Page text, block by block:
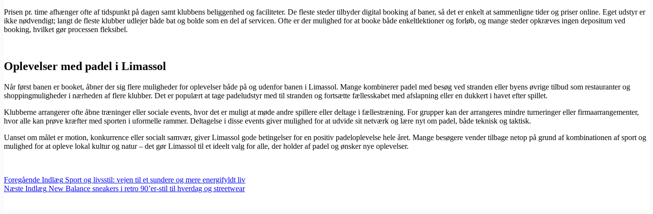
Prisen pr. time afhænger ofte af tidspunkt på dagen samt klubbens beliggenhed og faciliteter. De fleste steder tilbyder digital booking af baner, så det er enkelt at sammenligne tider og priser online. Eget udstyr er
ikke nødvendigt; langt de fleste klubber udlejer både bat og bolde som en del af servicen. Ofte er der mulighed for at booke både enkeltlektioner og forløb, og mange steder opkræves ingen depositum ved
booking, hvilket gør processen fleksibel.
Oplevelser med padel i Limassol
Når først banen er booket, åbner der sig flere muligheder for oplevelser både på og udenfor banen i Limassol. Mange kombinerer padel med besøg ved stranden eller byens øvrige tilbud som restauranter og
shoppingmuligheder i nærheden af flere klubber. Det er populært at tage padeludstyr med til stranden og fortsætte fællesskabet med afslapning eller en dukkert i havet efter spillet.
Klubberne arrangerer ofte åbne træninger eller sociale events, hvor det er muligt at møde andre spillere eller deltage i fællestræning. For grupper kan der arrangeres mindre turneringer eller firmaarrangementer,
hvor alle kan prøve kræfter med sporten i uformelle rammer. Deltagelse i disse events giver mulighed for at udvide sit netværk og lære nyt om padel, både teknisk og taktisk.
Uanset om målet er motion, konkurrence eller socialt samvær, giver Limassol gode betingelser for en positiv padeloplevelse hele året. Mange besøgere vender tilbage netop på grund af kombinationen af sport og
mulighed for at opleve lokal kultur og natur – det gør Limassol til et ideelt valg for alle, der holder af padel og ønsker nye oplevelser.
Foregående Indlæg Sport og livsstil: vejen til et sundere og mere energifyldt liv
Næste Indlæg New Balance sneakers i retro 90’er-stil til hverdag og streetwear